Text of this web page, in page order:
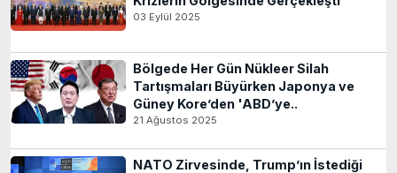
03 Eylül 2025
Bölgede Her Gün Nükleer Silah
Tartışmaları Büyürken Japonya ve
Güney Kore’den 'ABD’ye..
21 Ağustos 2025
NATO Zirvesinde, Trump’ın İstediği